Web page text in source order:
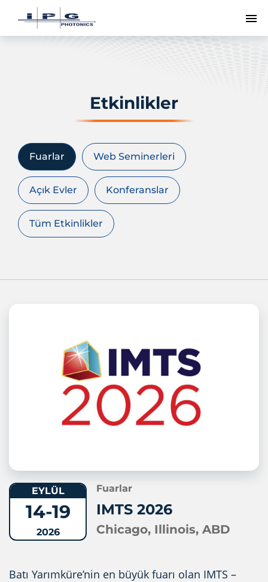
Etkinlikler
Fuarlar Web Seminerleri
Açık Evler Konferanslar
Tüm Etkinlikler
EYLÜL
14-19
2026
Fuarlar
IMTS 2026
Chicago, Illinois, ABD
Batı Yarımküre’nin en büyük fuarı olan IMTS –